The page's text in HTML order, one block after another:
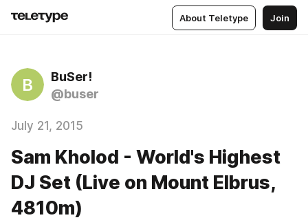
About Teletype Join
B
BuSer!
@buser
July 21, 2015
Sam Kholod - World's Highest
DJ Set (Live on Mount Elbrus,
4810m)